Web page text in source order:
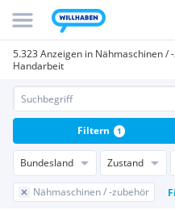
5.323 Anzeigen in Nähmaschinen /
Handarbeit
Bundesland Zustand
Nähmaschinen / -zubehör
Filtern 1